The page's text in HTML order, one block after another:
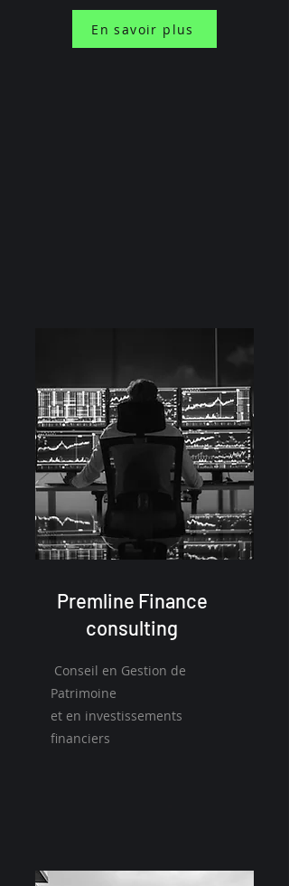
En savoir plus
Premline Finance
consulting
Conseil en Gestion de
Patrimoine
et en investissements
financiers